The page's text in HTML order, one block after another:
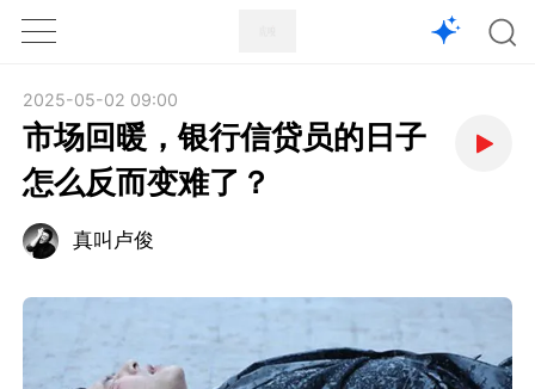
1X
2025-05-02 09:00
市场回暖，银行信贷员的日子
怎么反而变难了？
真叫卢俊